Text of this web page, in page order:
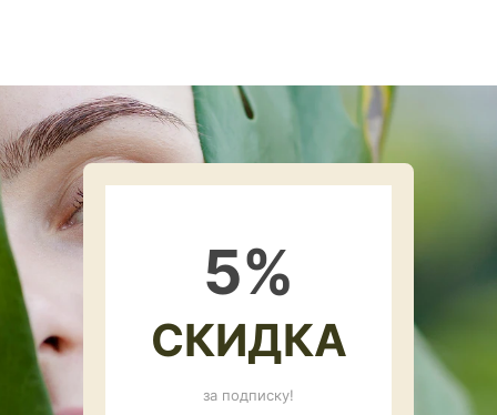
5%
СКИДКА
за подписку!